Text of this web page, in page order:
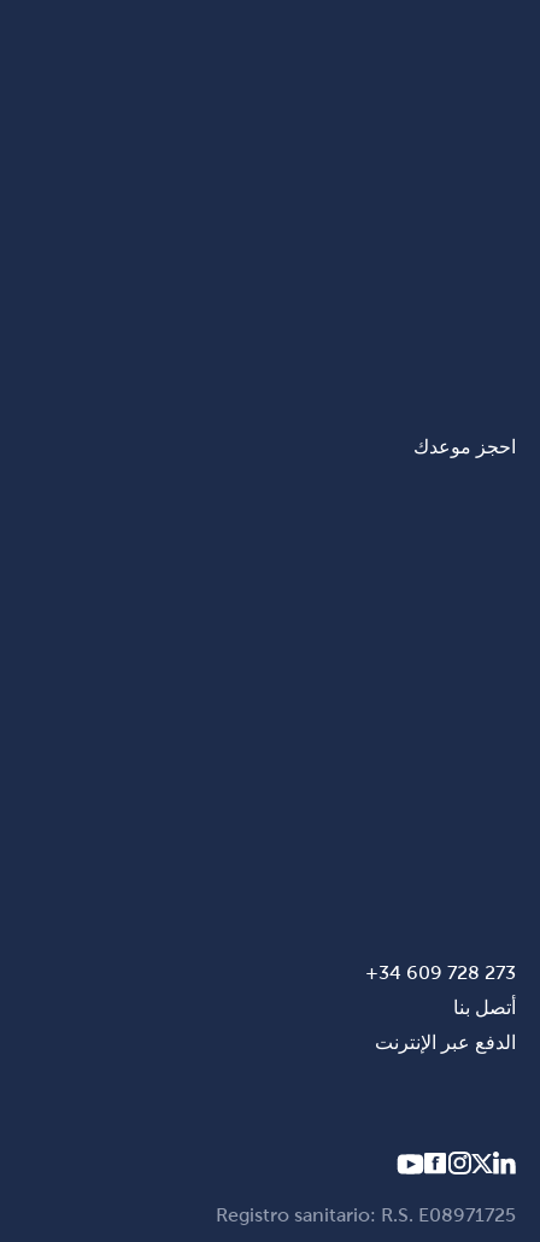
احجز موعدك
273 728 609 34+
أتصل بنا
الدفع عبر الإنترنت
Registro sanitario: R.S. E08971725